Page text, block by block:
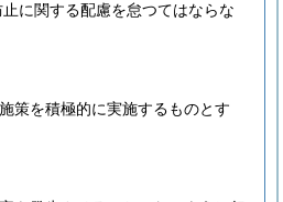
に関する配慮を怠つてはならな
策を積極的に実施するものとす